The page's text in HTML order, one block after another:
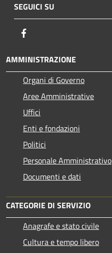
SEGUICI SU
AMMINISTRAZIONE
Organi di Governo
Aree Amministrative
Uffici
Enti e fondazioni
Politici
Personale Amministrativo
Documenti e dati
CATEGORIE DI SERVIZIO
Anagrafe e stato civile
Cultura e tempo libero